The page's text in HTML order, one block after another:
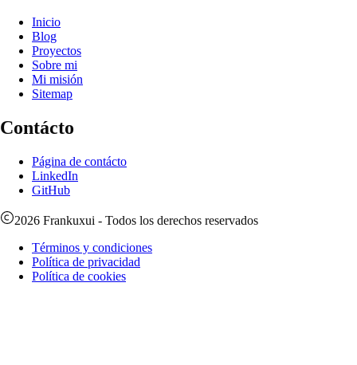
Inicio
Blog
Proyectos
Sobre mi
Mi misión
Sitemap
Contácto
Página de contácto
LinkedIn
GitHub
2026 Frankuxui - Todos los derechos reservados
Términos y condiciones
Política de privacidad
Política de cookies